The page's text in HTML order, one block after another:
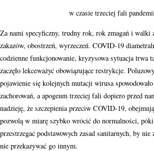
w czasie trzeciej fali
Za nami specyficzny, trudny rok, rok zmagań i walki
zakazów, obostrzeń, wyrzeczeń. COVID-19
codzienne funkcjonowanie, kryzysowa sytuacja trwa
zaczęło lekceważyć obowiązujące restrykcje.
pojawienie się kolejnych mutacji wirusa
zachorowań, a apogeum trzeciej fali dopiero przed
nadzieję, że szczepienia przeciw COVID-19,
pozwolą w miarę szybko wrócić do normalności,
przestrzegać podstawowych zasad sanitarnych, by
nie przekazywać go innym.